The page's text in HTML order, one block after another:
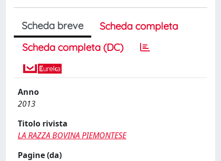
Scheda breve
Scheda completa
Scheda completa (DC)
Anno
2013
Titolo rivista
LA RAZZA BOVINA PIEMONTESE
Pagine (da)